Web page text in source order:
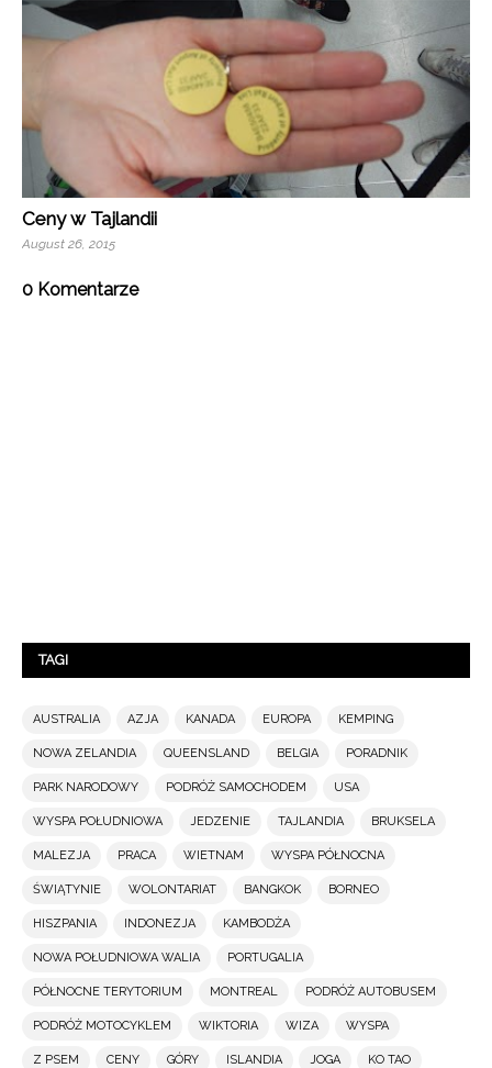
Ceny w Tajlandii
August 26, 2015
0 Komentarze
TAGI
AUSTRALIA AZJA KANADA EUROPA KEMPING
NOWA ZELANDIA QUEENSLAND BELGIA PORADNIK
PARK NARODOWY PODRÓŻ SAMOCHODEM USA
WYSPA POŁUDNIOWA JEDZENIE TAJLANDIA BRUKSELA
MALEZJA PRACA WIETNAM WYSPA PÓŁNOCNA
ŚWIĄTYNIE WOLONTARIAT BANGKOK BORNEO
HISZPANIA INDONEZJA KAMBODŻA
NOWA POŁUDNIOWA WALIA PORTUGALIA
PÓŁNOCNE TERYTORIUM MONTREAL PODRÓŻ AUTOBUSEM
PODRÓŻ MOTOCYKLEM WIKTORIA WIZA WYSPA
Z PSEM CENY GÓRY ISLANDIA JOGA KO TAO